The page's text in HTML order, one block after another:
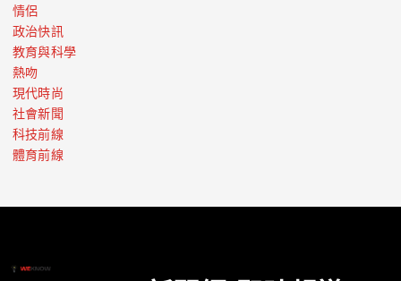
情侶
政治快訊
教育與科學
熱吻
現代時尚
社會新聞
科技前線
體育前線